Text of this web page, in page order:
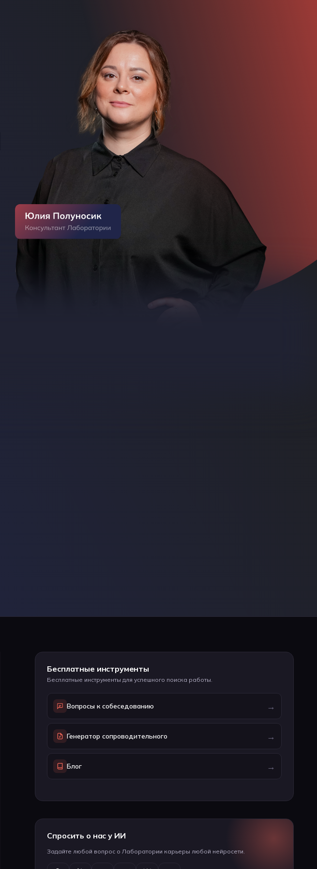
Бесплатные инструменты
Бесплатные инструменты для успешного поиска работы.
Вопросы к собеседованию →
Генератор сопроводительного →
Блог →
Спросить о нас у ИИ
Задайте любой вопрос о Лаборатории карьеры любой нейросети.